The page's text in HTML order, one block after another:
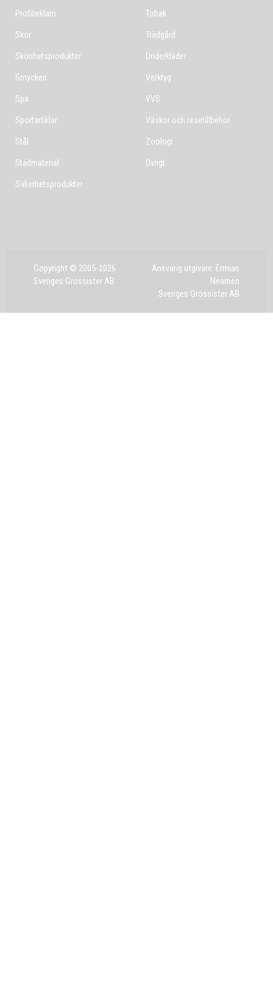
Profilreklam
Skor
Skönhetsprodukter
Smycken
Spa
Sportartiklar
Stål
Städmaterial
Säkerhetsprodukter
Tobak
Trädgård
Underkläder
Verktyg
VVS
Väskor och resetillbehör
Zoologi
Övrigt
Copyright © 2005-2026
Sveriges Grossister AB
Ansvarig utgivare: Ermias
Neamen
Sveriges Grossister AB